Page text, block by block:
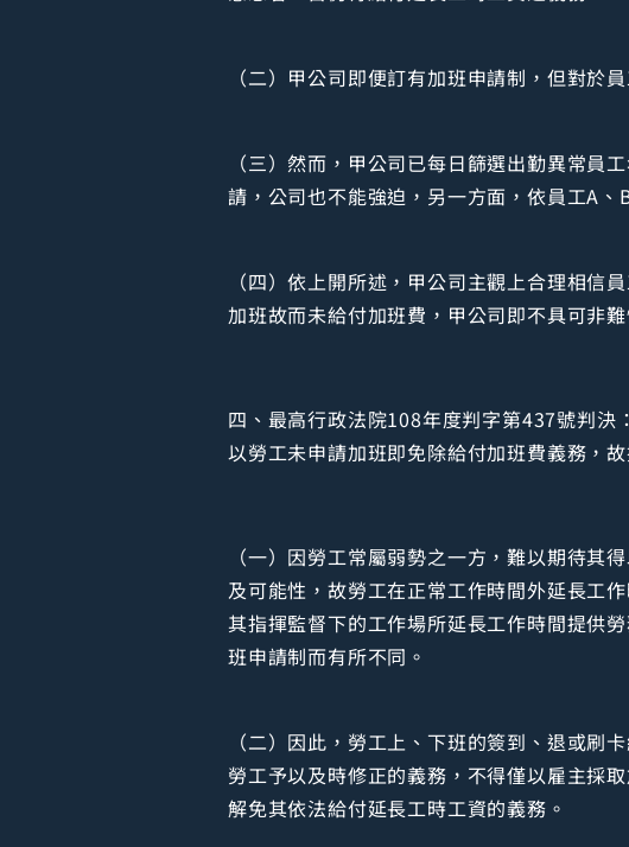
（二）甲公司即便訂有加班申請制，但對於
（三）然而，甲公司已每日篩選出勤異常員
請，公司也不能強迫，另一方面，依員工A
（四）依上開所述，甲公司主觀上合理相
加班故而未給付加班費，甲公司即不具可非
四、最高行政法院108年度判字第437號判決
以勞工未申請加班即免除給付加班費義務，
（一）因勞工常屬弱勢之一方，難以期待其
及可能性，故勞工在正常工作時間外延長工
其指揮監督下的工作場所延長工作時間提供
班申請制而有所不同。
（二）因此，勞工上、下班的簽到、退或刷
勞工予以及時修正的義務，不得僅以雇主採
解免其依法給付延長工時工資的義務。